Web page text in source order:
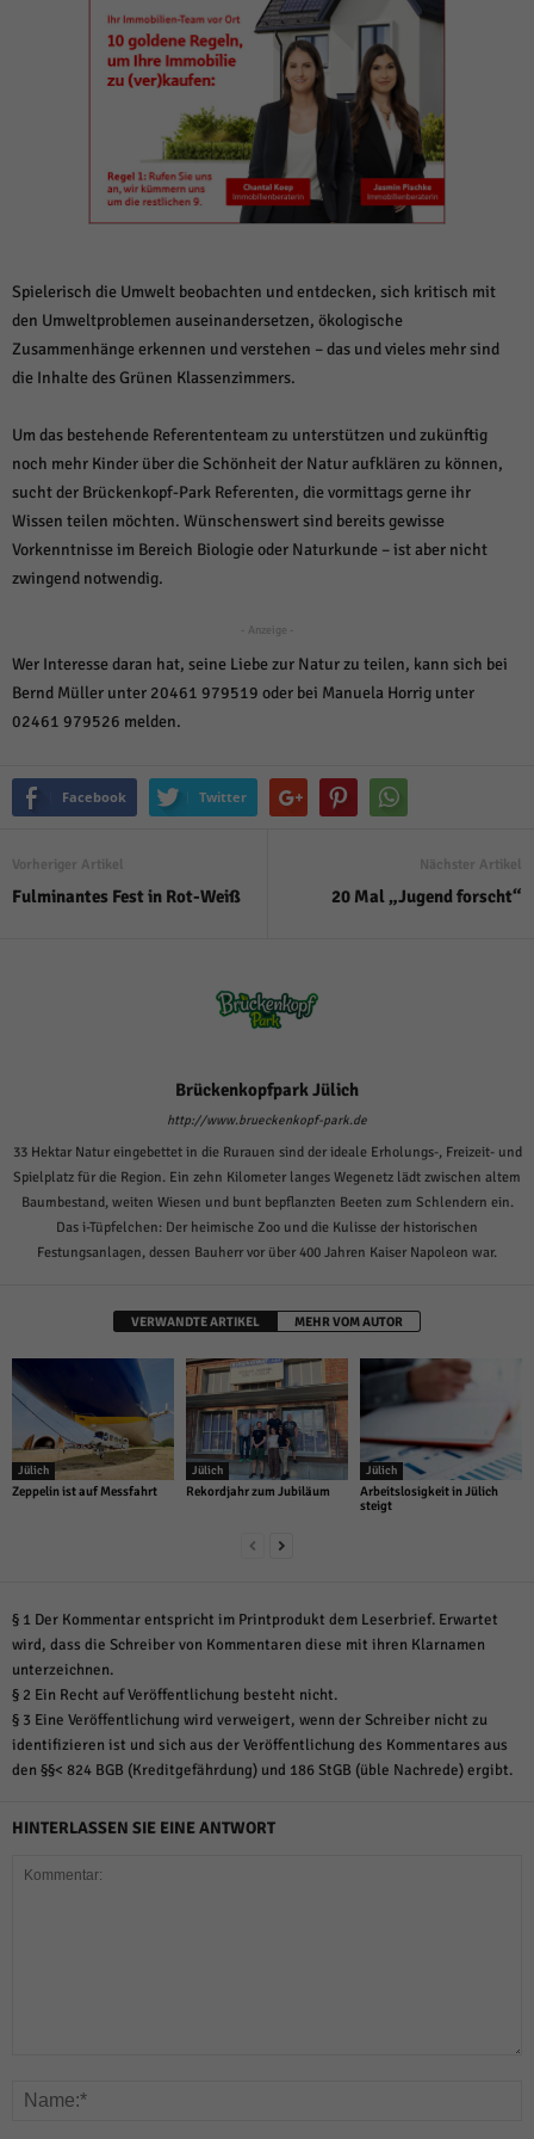
Spielerisch die Umwelt beobachten und entdecken, sich kritisch mit
den Umweltproblemen auseinandersetzen, ökologische
Zusammenhänge erkennen und verstehen – das und vieles mehr sind
die Inhalte des Grünen Klassenzimmers.
Um das bestehende Referententeam zu unterstützen und zukünftig
noch mehr Kinder über die Schönheit der Natur aufklären zu können,
sucht der Brückenkopf-Park Referenten, die vormittags gerne ihr
Wissen teilen möchten. Wünschenswert sind bereits gewisse
Vorkenntnisse im Bereich Biologie oder Naturkunde – ist aber nicht
zwingend notwendig.
- Anzeige -
Wer Interesse daran hat, seine Liebe zur Natur zu teilen, kann sich bei
Bernd Müller unter 20461 979519 oder bei Manuela Horrig unter
02461 979526 melden.
Facebook Twitter
Vorheriger Artikel
Fulminantes Fest in Rot-Weiß
Nächster Artikel
20 Mal „Jugend forscht“
Brückenkopfpark Jülich
http://www.brueckenkopf-park.de
33 Hektar Natur eingebettet in die Rurauen sind der ideale Erholungs-, Freizeit- und
Spielplatz für die Region. Ein zehn Kilometer langes Wegenetz lädt zwischen altem
Baumbestand, weiten Wiesen und bunt bepflanzten Beeten zum Schlendern ein.
Das i-Tüpfelchen: Der heimische Zoo und die Kulisse der historischen
Festungsanlagen, dessen Bauherr vor über 400 Jahren Kaiser Napoleon war.
VERWANDTE ARTIKEL MEHR VOM AUTOR
Jülich
Zeppelin ist auf Messfahrt
Jülich
Rekordjahr zum Jubiläum
Jülich
Arbeitslosigkeit in Jülich
steigt
§ 1 Der Kommentar entspricht im Printprodukt dem Leserbrief. Erwartet
wird, dass die Schreiber von Kommentaren diese mit ihren Klarnamen
unterzeichnen.
§ 2 Ein Recht auf Veröffentlichung besteht nicht.
§ 3 Eine Veröffentlichung wird verweigert, wenn der Schreiber nicht zu
identifizieren ist und sich aus der Veröffentlichung des Kommentares aus
den §§< 824 BGB (Kreditgefährdung) und 186 StGB (üble Nachrede) ergibt.
HINTERLASSEN SIE EINE ANTWORT
Alle akzeptieren Speichern und weiter
Zurück
Datenschutzeinstellungen
Essenziell (1)
Essenzielle Cookies ermöglichen grundlegende Funktionen und sind für die
einwandfreie Funktion der Website erforderlich.
Statistiken (1)
Statistik Cookies erfassen Informationen anonym. Diese Informationen helfen
uns zu verstehen, wie unsere Besucher unsere Website nutzen.
Marketing (1)
Marketing-Cookies werden von Drittanbietern oder Publishern verwendet,
um personalisierte Werbung anzuzeigen. Sie tun dies, indem sie Besucher
Inhalte von Videoplattformen und Social-Media-Plattformen werden
werden, bedarf der Zugriff auf diese Inhalte keiner manuellen Einwilligung
mehr.
powered by Borlabs Cookie Datenschutzerklärung